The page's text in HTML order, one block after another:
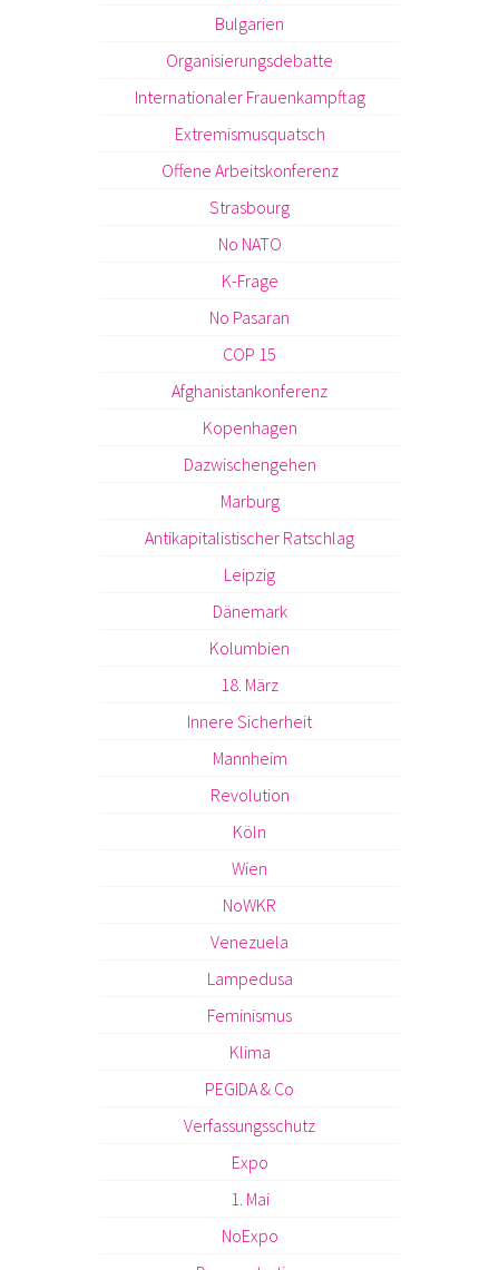
Bulgarien
Organisierungsdebatte
Internationaler Frauenkampftag
Extremismusquatsch
Offene Arbeitskonferenz
Strasbourg
No NATO
K-Frage
No Pasaran
COP 15
Afghanistankonferenz
Kopenhagen
Dazwischengehen
Marburg
Antikapitalistischer Ratschlag
Leipzig
Dänemark
Kolumbien
18. März
Innere Sicherheit
Mannheim
Revolution
Köln
Wien
NoWKR
Venezuela
Lampedusa
Feminismus
Klima
PEGIDA & Co
Verfassungsschutz
Expo
1. Mai
NoExpo